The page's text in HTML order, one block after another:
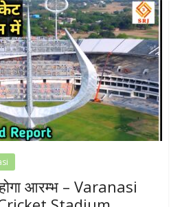
आरम्भ – Varanasi